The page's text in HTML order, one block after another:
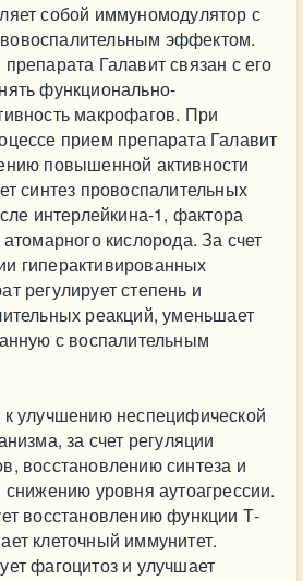
собой иммуномодулятор с
эффектом.
Галавит связан с его
функционально-
макрофагов. При
прием препарата Галавит
повышенной активности
синтез провоспалительных
интерлейкина-1, фактора
кислорода. За счет
гиперактивированных
регулирует степень и
реакций, уменьшает
с воспалительным
улучшению неспецифической
за счет регуляции
восстановлению синтеза и
уровня аутоагрессии.
восстановлению функции Т-
клеточный иммунитет.
фагоцитоз и улучшает